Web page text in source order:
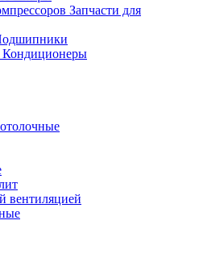
Запчасти для
Кондиционеры
вентиляцией